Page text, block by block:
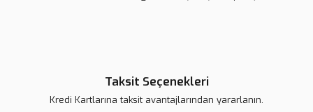
Taksit Seçenekleri
Kredi Kartlarına taksit avantajlarından yararlanın.